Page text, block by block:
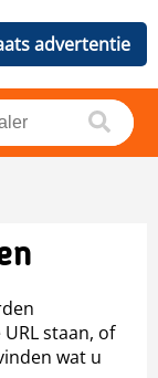
advertentie
staan, of
wat u